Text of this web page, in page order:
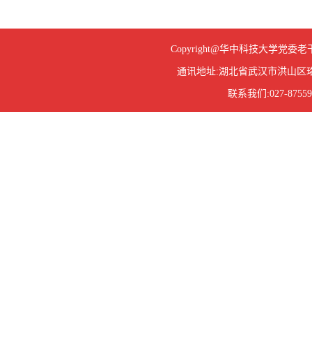
Copyright@华中科技大学党委
通讯地址:湖北省武汉市洪山区
联系我们:027-